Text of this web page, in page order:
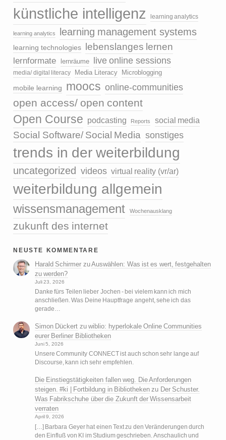
künstliche intelligenz learning analytics
learning analytics learning management systems
learning technologies lebenslanges lernen
lernformate lernräume live online sessions
media/ digital literacy Media Literacy Microblogging
mobile learning moocs online-communities
open access/ open content
Open Course podcasting Reports social media
Social Software/ Social Media sonstiges
trends in der weiterbildung
uncategorized videos virtual reality (vr/ar)
weiterbildung allgemein
wissensmanagement Wochenausklang
zukunft des internet
neuste kommentare
Harald Schirmer zuAuswählen: Was ist es wert, festgehalten
zu werden?
Juli 23, 2026
Danke fürs Teilen lieber Jochen - bei vielem kann ich mich
anschließen. Was Deine Hauptfrage angeht, sehe ich das
gerade…
Simon Dückert zuwiblio: hyperlokale Online Communities
eurer Berliner Bibliotheken
Juni 5, 2026
Unsere Community CONNECT ist auch schon sehr lange auf
Discourse, kann ich sehr empfehlen.
Die Einstiegstätigkeiten fallen weg. Die Anforderungen
steigen. #ki | Fortbildung in Bibliothekenzu Der Schuster.
Was Fabrikschuhe über die Zukunft der Wissensarbeit
verraten
April 9, 2026
[…] Barbara Geyer hat einen Text zu den Veränderungen durch
den Einfluß von KI im Studium geschrieben. Anschaulich und